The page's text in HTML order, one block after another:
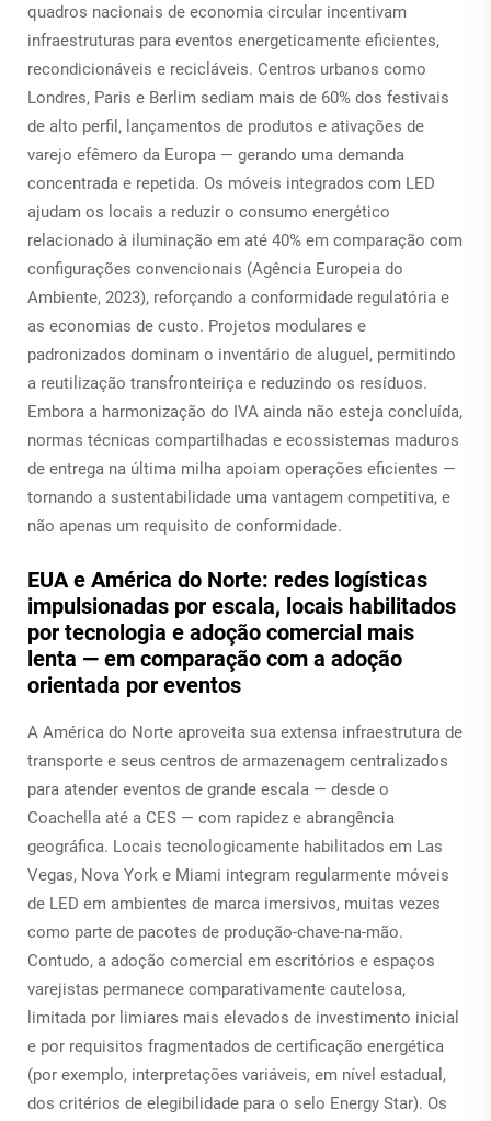
quadros nacionais de economia circular incentivam
infraestruturas para eventos energeticamente eficientes,
recondicionáveis e recicláveis. Centros urbanos como
Londres, Paris e Berlim sediam mais de 60% dos festivais
de alto perfil, lançamentos de produtos e ativações de
varejo efêmero da Europa — gerando uma demanda
concentrada e repetida. Os móveis integrados com LED
ajudam os locais a reduzir o consumo energético
relacionado à iluminação em até 40% em comparação com
configurações convencionais (Agência Europeia do
Ambiente, 2023), reforçando a conformidade regulatória e
as economias de custo. Projetos modulares e
padronizados dominam o inventário de aluguel, permitindo
a reutilização transfronteiriça e reduzindo os resíduos.
Embora a harmonização do IVA ainda não esteja concluída,
normas técnicas compartilhadas e ecossistemas maduros
de entrega na última milha apoiam operações eficientes —
tornando a sustentabilidade uma vantagem competitiva, e
não apenas um requisito de conformidade.
EUA e América do Norte: redes logísticas
impulsionadas por escala, locais habilitados
por tecnologia e adoção comercial mais
lenta — em comparação com a adoção
orientada por eventos
A América do Norte aproveita sua extensa infraestrutura de
transporte e seus centros de armazenagem centralizados
para atender eventos de grande escala — desde o
Coachella até a CES — com rapidez e abrangência
geográfica. Locais tecnologicamente habilitados em Las
Vegas, Nova York e Miami integram regularmente móveis
de LED em ambientes de marca imersivos, muitas vezes
como parte de pacotes de produção-chave-na-mão.
Contudo, a adoção comercial em escritórios e espaços
varejistas permanece comparativamente cautelosa,
limitada por limiares mais elevados de investimento inicial
e por requisitos fragmentados de certificação energética
(por exemplo, interpretações variáveis, em nível estadual,
dos critérios de elegibilidade para o selo Energy Star). Os